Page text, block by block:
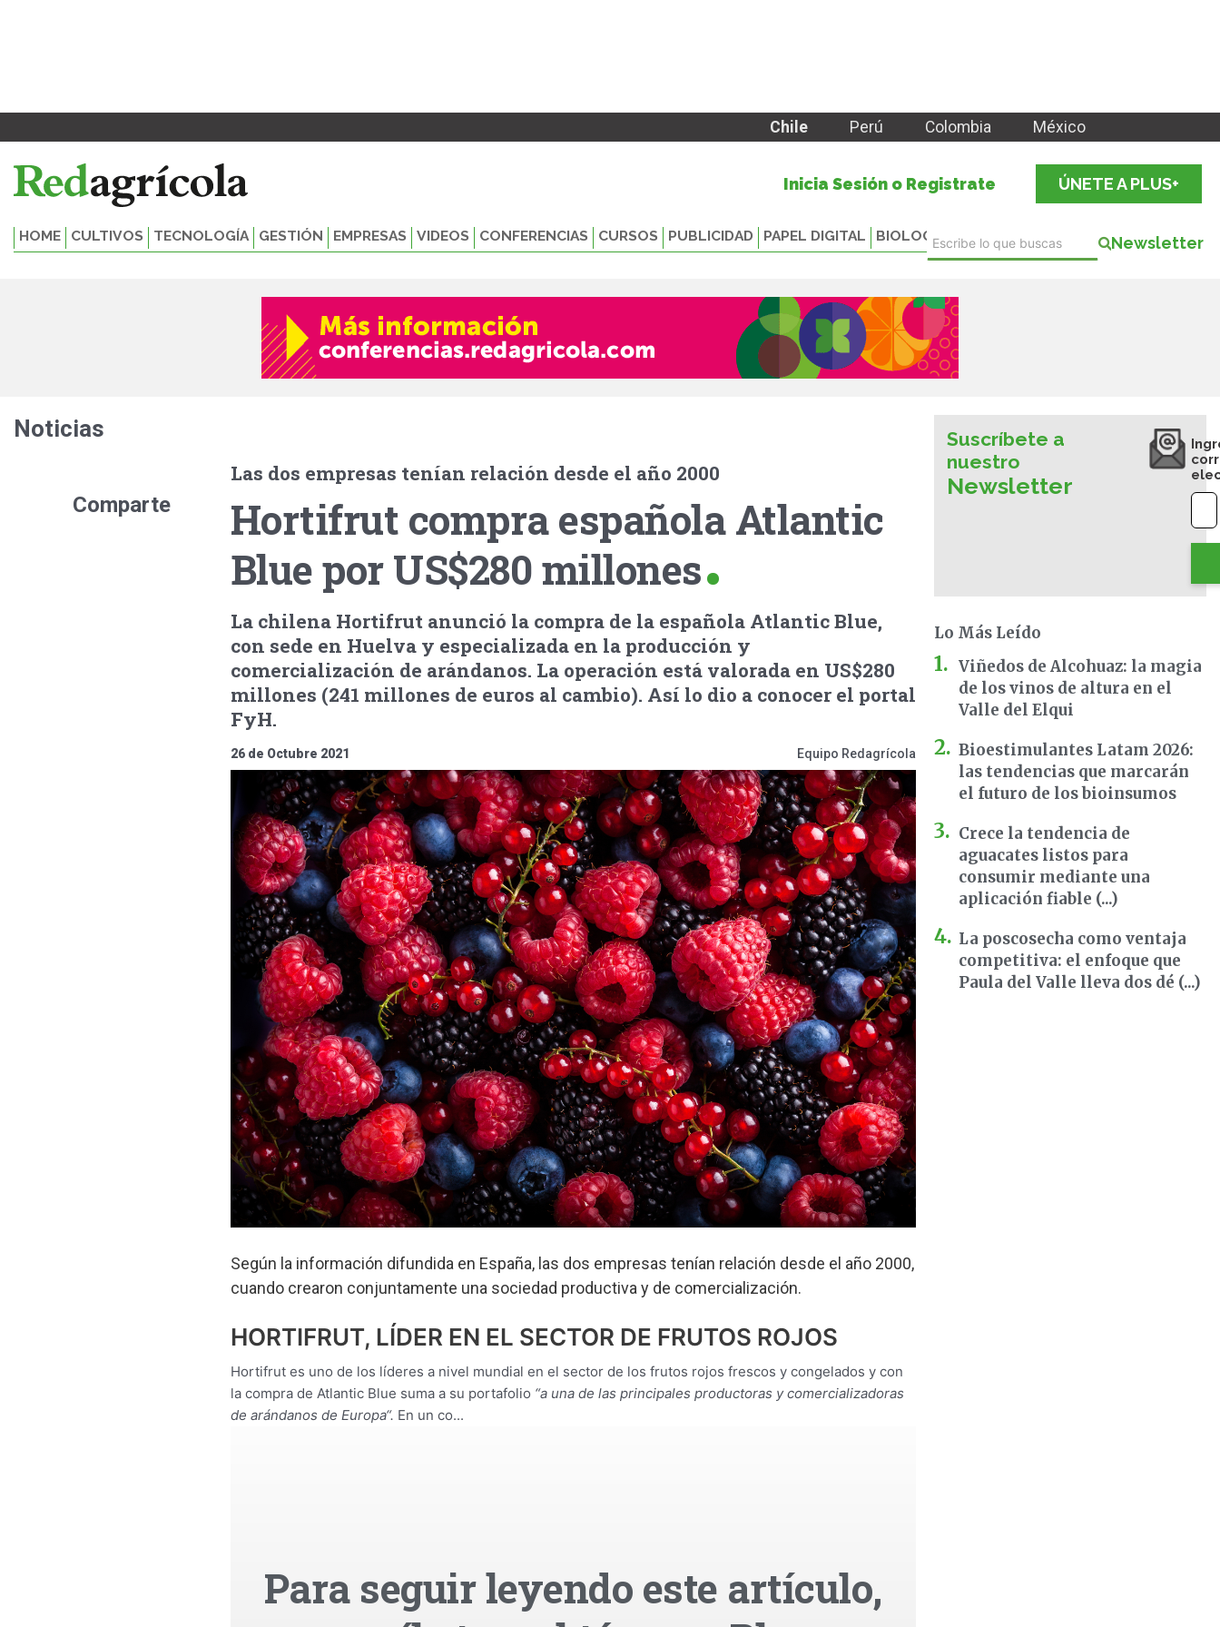
Chile Perú Colombia México
Inicia Sesión o Registrate ÚNETE A PLUS+
HOME CULTIVOS TECNOLOGÍA GESTIÓN EMPRESAS VIDEOS CONFERENCIAS CURSOS PUBLICIDAD PAPEL DIGITAL BIOLOGICALS Newsletter
Noticias
Comparte
Las dos empresas tenían relación desde el año 2000
Hortifrut compra española Atlantic
Blue por US$280 millones
La chilena Hortifrut anunció la compra de la española Atlantic Blue,
con sede en Huelva y especializada en la producción y
comercialización de arándanos. La operación está valorada en US$280
millones (241 millones de euros al cambio). Así lo dio a conocer el portal
FyH.
26 de Octubre 2021 Equipo Redagrícola
Según la información difundida en España, las dos empresas tenían relación desde el año 2000,
cuando crearon conjuntamente una sociedad productiva y de comercialización.
HORTIFRUT, LÍDER EN EL SECTOR DE FRUTOS ROJOS
Hortifrut es uno de los líderes a nivel mundial en el sector de los frutos rojos frescos y congelados y con
la compra de Atlantic Blue suma a su portafolio “a una de las principales productoras y comercializadoras
de arándanos de Europa“. En un co...
Para seguir leyendo este artículo,
Suscríbete a
nuestro
Newsletter
Lo Más Leído
Viñedos de Alcohuaz: la magia
de los vinos de altura en el
Valle del Elqui
Bioestimulantes Latam 2026:
las tendencias que marcarán
el futuro de los bioinsumos
Crece la tendencia de
aguacates listos para
consumir mediante una
aplicación fiable (...)
La poscosecha como ventaja
competitiva: el enfoque que
Paula del Valle lleva dos dé (...)